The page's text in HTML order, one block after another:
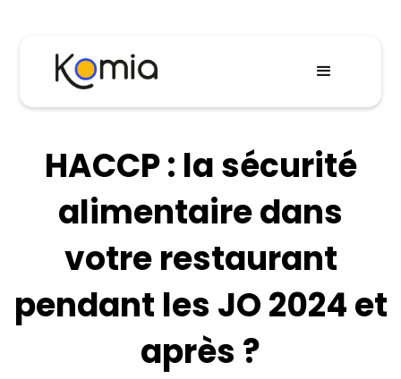
HACCP : la sécurité
alimentaire dans
votre restaurant
pendant les JO 2024 et
après ?